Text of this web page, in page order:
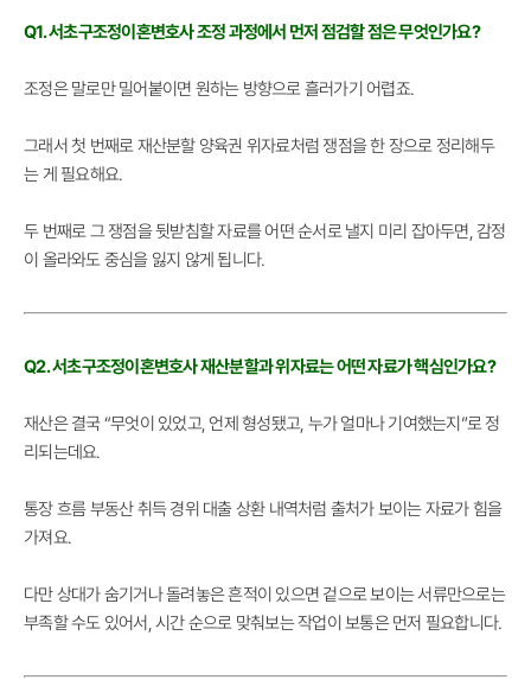
Q1. 서초구조정이혼변호사 조정 과정에서 먼저 점검할 점은 무엇인가요?
조정은 말로만 밀어붙이면 원하는 방향으로 흘러가기 어렵죠.
그래서 첫 번째로 재산분할 양육권 위자료처럼 쟁점을 한 장으로 정리해두
는 게 필요해요.
두 번째로 그 쟁점을 뒷받침할 자료를 어떤 순서로 낼지 미리 잡아두면, 감정
이 올라와도 중심을 잃지 않게 됩니다.
Q2. 서초구조정이혼변호사 재산분할과 위자료는 어떤 자료가 핵심인가요?
재산은 결국 “무엇이 있었고, 언제 형성됐고, 누가 얼마나 기여했는지”로 정
리되는데요.
통장 흐름 부동산 취득 경위 대출 상환 내역처럼 출처가 보이는 자료가 힘을
가져요.
다만 상대가 숨기거나 돌려놓은 흔적이 있으면 겉으로 보이는 서류만으로는
부족할 수도 있어서, 시간 순으로 맞춰보는 작업이 보통은 먼저 필요합니다.